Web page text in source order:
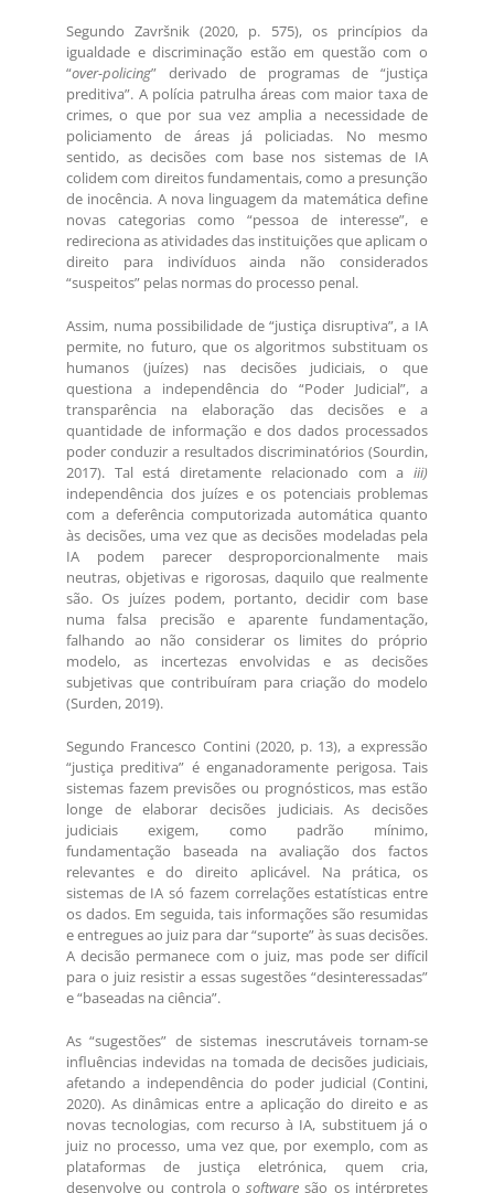
Segundo Završnik (2020, p. 575), os princípios da
igualdade e discriminação estão em questão com o
“over-policing” derivado de programas de “justiça
preditiva”. A polícia patrulha áreas com maior taxa de
crimes, o que por sua vez amplia a necessidade de
policiamento de áreas já policiadas. No mesmo
sentido, as decisões com base nos sistemas de IA
colidem com direitos fundamentais, como a presunção
de inocência. A nova linguagem da matemática define
novas categorias como “pessoa de interesse”, e
redireciona as atividades das instituições que aplicam o
direito para indivíduos ainda não considerados
“suspeitos” pelas normas do processo penal.
Assim, numa possibilidade de “justiça disruptiva”, a IA
permite, no futuro, que os algoritmos substituam os
humanos (juízes) nas decisões judiciais, o que
questiona a independência do “Poder Judicial”, a
transparência na elaboração das decisões e a
quantidade de informação e dos dados processados
poder conduzir a resultados discriminatórios (Sourdin,
2017). Tal está diretamente relacionado com a iii)
independência dos juízes e os potenciais problemas
com a deferência computorizada automática quanto
às decisões, uma vez que as decisões modeladas pela
IA podem parecer desproporcionalmente mais
neutras, objetivas e rigorosas, daquilo que realmente
são. Os juízes podem, portanto, decidir com base
numa falsa precisão e aparente fundamentação,
falhando ao não considerar os limites do próprio
modelo, as incertezas envolvidas e as decisões
subjetivas que contribuíram para criação do modelo
(Surden, 2019).
Segundo Francesco Contini (2020, p. 13), a expressão
“justiça preditiva” é enganadoramente perigosa. Tais
sistemas fazem previsões ou prognósticos, mas estão
longe de elaborar decisões judiciais. As decisões
judiciais exigem, como padrão mínimo,
fundamentação baseada na avaliação dos factos
relevantes e do direito aplicável. Na prática, os
sistemas de IA só fazem correlações estatísticas entre
os dados. Em seguida, tais informações são resumidas
e entregues ao juiz para dar “suporte” às suas decisões.
A decisão permanece com o juiz, mas pode ser difícil
para o juiz resistir a essas sugestões “desinteressadas”
e “baseadas na ciência”.
As “sugestões” de sistemas inescrutáveis tornam-se
influências indevidas na tomada de decisões judiciais,
afetando a independência do poder judicial (Contini,
2020). As dinâmicas entre a aplicação do direito e as
novas tecnologias, com recurso à IA, substituem já o
juiz no processo, uma vez que, por exemplo, com as
plataformas de justiça eletrónica, quem cria,
desenvolve ou controla osoftware são os intérpretes